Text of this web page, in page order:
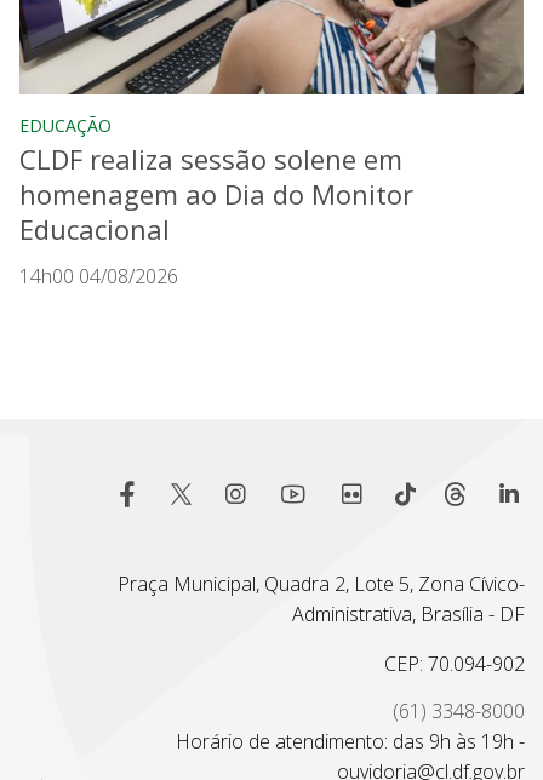
EDUCAÇÃO
CLDF realiza sessão solene em
homenagem ao Dia do Monitor
Educacional
14h00 04/08/2026
Praça Municipal, Quadra 2, Lote 5, Zona Cívico-
Administrativa, Brasília - DF
CEP: 70.094-902
(61) 3348-8000
Horário de atendimento: das 9h às 19h -
ouvidoria@cl.df.gov.br